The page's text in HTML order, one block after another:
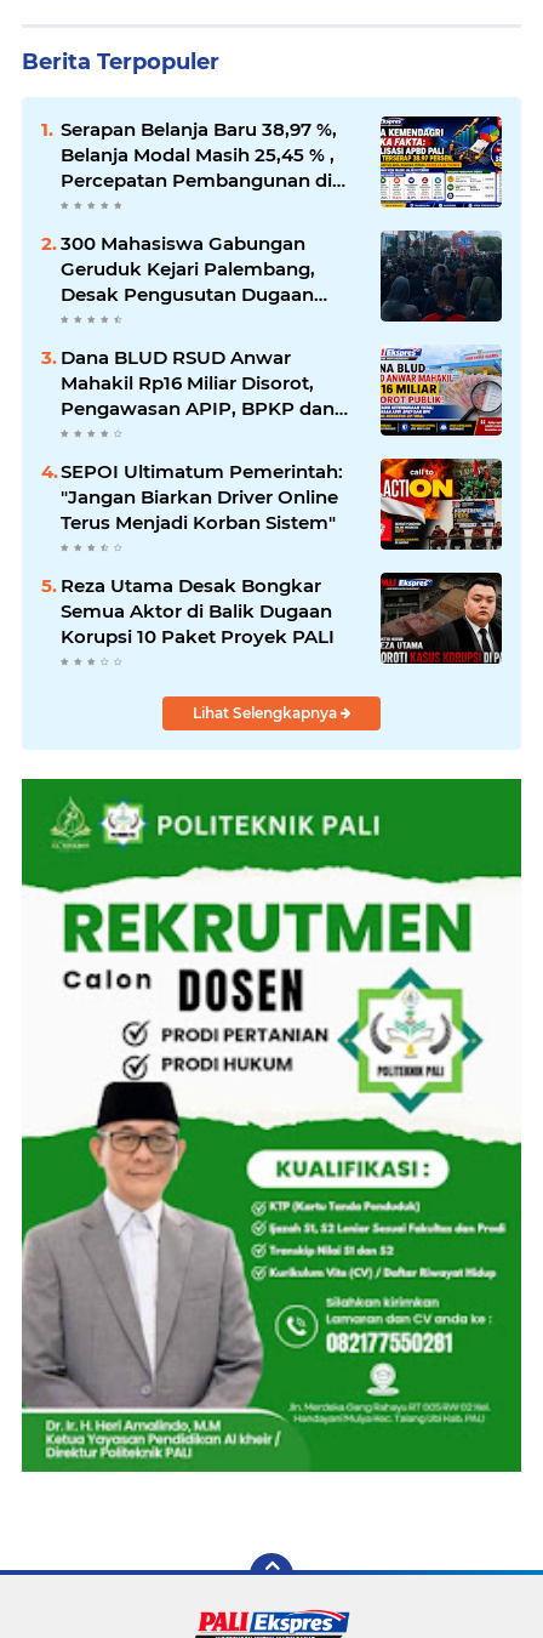
Berita Terpopuler
Serapan Belanja Baru 38,97 %,
Belanja Modal Masih 25,45 % ,
Percepatan Pembangunan di
PALI Dipertanyakan
300 Mahasiswa Gabungan
Geruduk Kejari Palembang,
Desak Pengusutan Dugaan
Korupsi Tanpa Tebang Pilih
Dana BLUD RSUD Anwar
Mahakil Rp16 Miliar Disorot,
Pengawasan APIP, BPKP dan
BPK Harus Bergerak Optimal
SEPOI Ultimatum Pemerintah:
"Jangan Biarkan Driver Online
Terus Menjadi Korban Sistem"
Reza Utama Desak Bongkar
Semua Aktor di Balik Dugaan
Korupsi 10 Paket Proyek PALI
Lihat Selengkapnya